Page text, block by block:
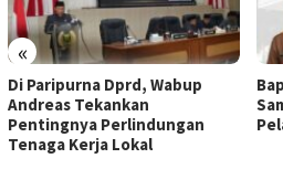
«
Di Paripurna Dprd, Wabup
Andreas Tekankan
Pentingnya Perlindungan
Tenaga Kerja Lokal